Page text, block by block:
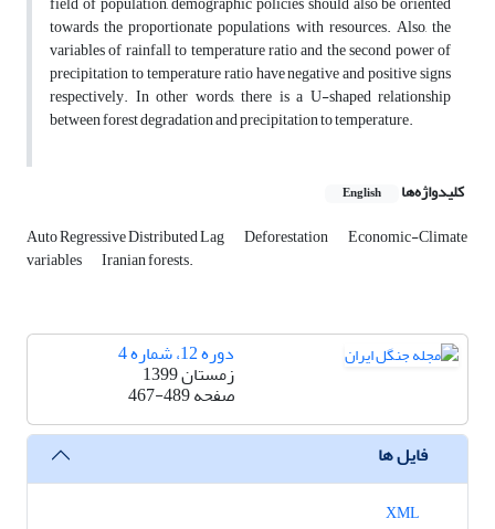
towards the proportionate populations with resources. Also, the
variables of rainfall to temperature ratio and the second power of
precipitation to temperature ratio have negative and positive signs
respectively. In other words, there is a U-shaped relationship
between forest degradation and precipitation to temperature.
کلیدواژه‌ها English
Auto Regressive Distributed Lag Deforestation Economic-Climate
variables Iranian forests.‌‌‌
دوره 12، شماره 4
زمستان 1399
صفحه467-489
فایل ها